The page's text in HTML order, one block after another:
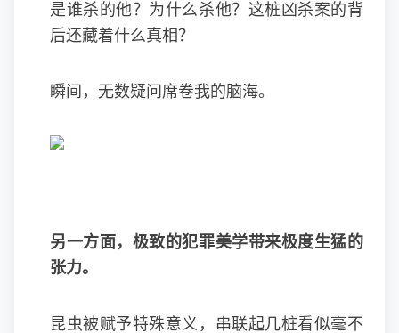
是谁杀的他？为什么杀他？这桩凶杀案的背
后还藏着什么真相？
瞬间，无数疑问席卷我的脑海。
另一方面，极致的犯罪美学带来极度生猛的
张力。
昆虫被赋予特殊意义，串联起几桩看似毫不